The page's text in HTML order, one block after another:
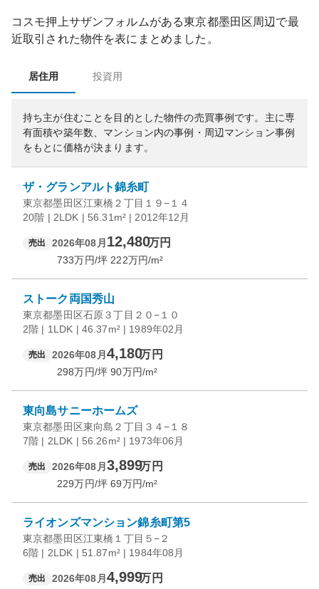
コスモ押上サザンフォルムがある東京都墨田区周辺で最
近取引された物件を表にまとめました。
居住用 投資用
持ち主が住むことを目的とした物件の売買事例です。 主に専
有面積や築年数、マンション内の事例・周辺マンション事例
をもとに価格が決まります。
ザ・グランアルト錦糸町
東京都墨田区江東橋２丁目１９−１４
20階 | 2LDK | 56.31m² | 2012年12月
売出 2026年08月 12,480万円
733万円/坪 222万円/m²
ストーク両国秀山
東京都墨田区石原３丁目２０−１０
2階 | 1LDK | 46.37m² | 1989年02月
売出 2026年08月 4,180万円
298万円/坪 90万円/m²
東向島サニーホームズ
東京都墨田区東向島２丁目３４−１８
7階 | 2LDK | 56.26m² | 1973年06月
売出 2026年08月 3,899万円
229万円/坪 69万円/m²
ライオンズマンション錦糸町第5
東京都墨田区江東橋１丁目５−２
6階 | 2LDK | 51.87m² | 1984年08月
売出 2026年08月 4,999万円